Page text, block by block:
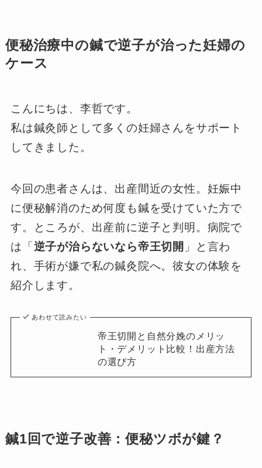
便秘治療中の鍼で逆子が治った妊婦の
ケース
こんにちは、李哲です。
私は鍼灸師として多くの妊婦さんをサポート
してきました。
今回の患者さんは、出産間近の女性。妊娠中
に便秘解消のため何度も鍼を受けていた方で
す。ところが、出産前に逆子と判明。病院で
は「 逆子が治らないなら帝王切開 」と言わ
れ、手術が嫌で私の鍼灸院へ。彼女の体験を
紹介します。
あわせて読みたい
帝王切開と自然分娩のメリッ
ト・デメリット比較！出産方法
の選び方
鍼1回で逆子改善：便秘ツボが鍵？